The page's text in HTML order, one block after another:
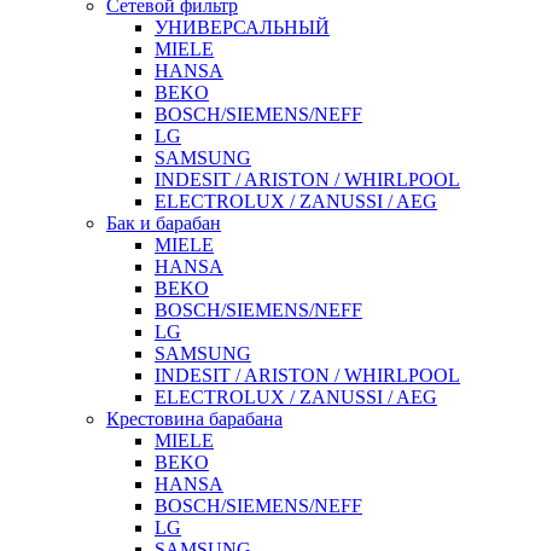
Сетевой фильтр
УНИВЕРСАЛЬНЫЙ
MIELE
HANSA
BEKO
BOSCH/SIEMENS/NEFF
LG
SAMSUNG
INDESIT / ARISTON / WHIRLPOOL
ELECTROLUX / ZANUSSI / AEG
Бак и барабан
MIELE
HANSA
BEKO
BOSCH/SIEMENS/NEFF
LG
SAMSUNG
INDESIT / ARISTON / WHIRLPOOL
ELECTROLUX / ZANUSSI / AEG
Крестовина барабана
MIELE
BEKO
HANSA
BOSCH/SIEMENS/NEFF
LG